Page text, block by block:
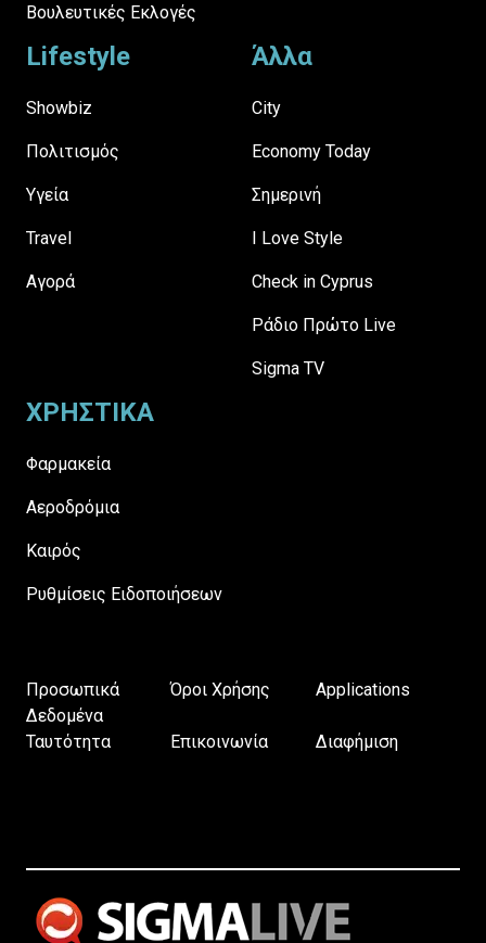
Βουλευτικές Εκλογές
Lifestyle
Showbiz
Πολιτισμός
Υγεία
Travel
Αγορά
Άλλα
City
Economy Today
Σημερινή
I Love Style
Check in Cyprus
Ράδιο Πρώτο Live
Sigma TV
ΧΡΗΣΤΙΚΑ
Φαρμακεία
Αεροδρόμια
Καιρός
Ρυθμίσεις Ειδοποιήσεων
Προσωπικά
Δεδομένα
Όροι Χρήσης Applications
Ταυτότητα Επικοινωνία Διαφήμιση